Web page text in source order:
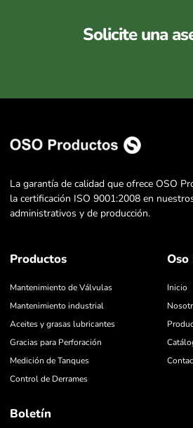
Solicite una
La garantía de calidad que ofrece OSO
la certificación ISO 9001:2008 en
administrativos y de producción.
Productos
Mantenimiento de Válvulas
Mantenimiento industrial
Aceites y grasas lubricantes
Gracias para Perforación
Medición de Tanques
Control de Derrames
Oso
Inicio
Boletín